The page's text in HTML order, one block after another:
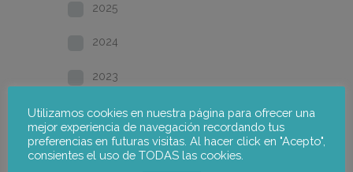
2025
2024
2023
2022
2021
Utilizamos cookies en nuestra página para ofrecer una
mejor experiencia de navegación recordando tus
preferencias en futuras visitas. Al hacer click en "Acepto",
consientes el uso de TODAS las cookies.